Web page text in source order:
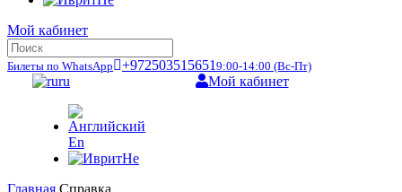
Мой кабинет
Билеты по WhatsApp +972503515651 9:00-14:00 (Вс-Пт)
ru
En
He
Мой кабинет
Главная Справка